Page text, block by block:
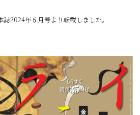
2024年６月号より転載しました。